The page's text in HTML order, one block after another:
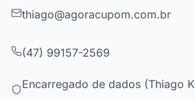
thiago@agoracupom.com.br
(47) 99157-2569
Encarregado de dados (Thiago